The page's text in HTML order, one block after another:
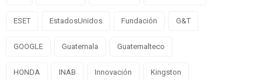
ESET EstadosUnidos Fundación G&T
GOOGLE Guatemala Guatemalteco
HONDA INAB Innovación Kingston